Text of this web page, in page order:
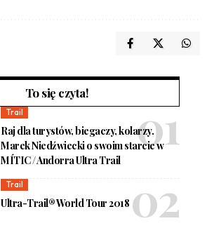
To się czyta!
Trail
Raj dla turystów, biegaczy, kolarzy.
Marek Niedźwiecki o swoim starcie w
MÍTIC / Andorra Ultra Trail
Trail
Ultra-Trail® World Tour 2018